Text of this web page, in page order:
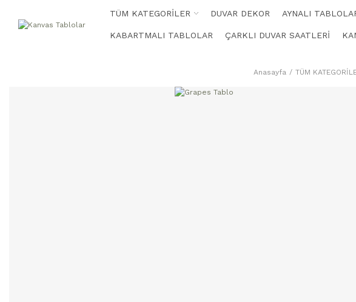
TÜM KATEGORİLER DUVAR DEKOR AYNALI
KABARTMALI TABLOLAR ÇARKLI DUVAR SAATLERİ
Anasayfa TÜM